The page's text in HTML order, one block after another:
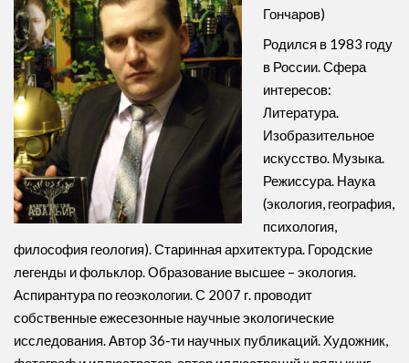
Гончаров)
Родился в 1983 году
в России. Сфера
интересов:
Литература.
Изобразительное
искусство. Музыка.
Режиссура. Наука
(экология, география,
психология,
философия геология). Старинная архитектура. Городские
легенды и фольклор. Образование высшее – экология.
Аспирантура по геоэкологии. С 2007 г. проводит
собственные ежесезонные научные экологические
исследования. Автор 36-ти научных публикаций. Художник,